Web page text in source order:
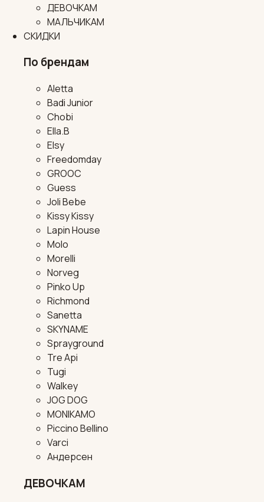
ДЕВОЧКАМ
МАЛЬЧИКАМ
СКИДКИ
По брендам
Aletta
Badi Junior
Chobi
Ella.B
Elsy
Freedomday
GROOC
Guess
Joli Bebe
Kissy Kissy
Lapin House
Molo
Morelli
Norveg
Pinko Up
Richmond
Sanetta
SKYNAME
Sprayground
Tre Api
Tugi
Walkey
JOG DOG
MONIKAMO
Piccino Bellino
Varci
Андерсен
ДЕВОЧКАМ